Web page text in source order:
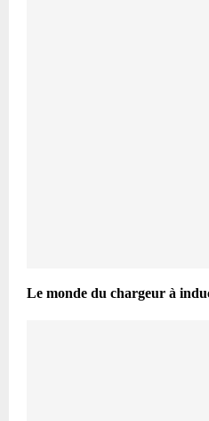
Le monde du chargeur à